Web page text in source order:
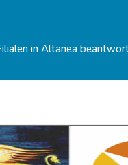
in Altanea